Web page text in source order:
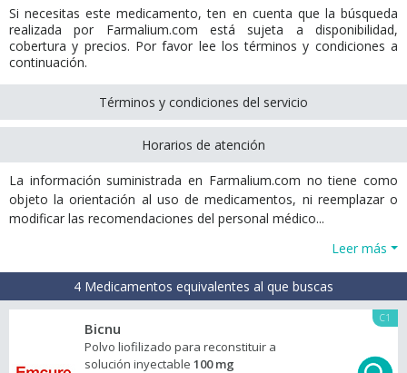
Si necesitas este medicamento, ten en cuenta que la búsqueda
realizada por Farmalium.com está sujeta a disponibilidad,
cobertura y precios. Por favor lee los términos y condiciones a
continuación.
Términos y condiciones del servicio
Horarios de atención
La información suministrada en Farmalium.com no tiene como
objeto la orientación al uso de medicamentos, ni reemplazar o
modificar las recomendaciones del personal médico...
Leer más
4 Medicamentos equivalentes al que buscas
C1
Bicnu
Polvo liofilizado para reconstituir a
solución inyectable 100 mg